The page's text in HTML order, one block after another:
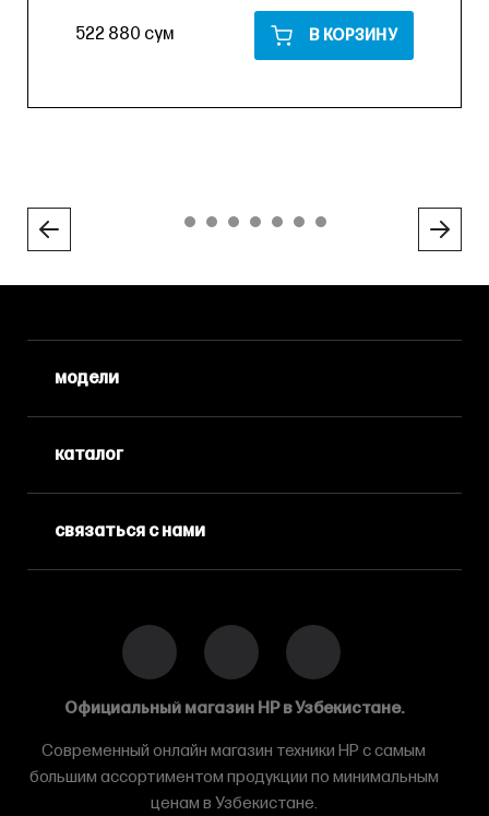
522 880 сум В КОРЗИНУ
модели
каталог
связаться с нами
Официальный магазин HP в Узбекистане.
Современный онлайн магазин техники HP с самым
большим ассортиментом продукции по минимальным
ценам в Узбекистане.